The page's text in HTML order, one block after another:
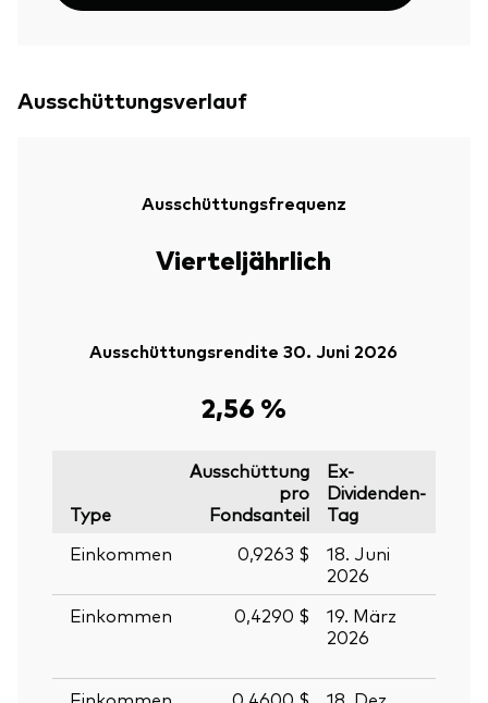
Ausschüttungsverlauf
Ausschüttungsfrequenz
Vierteljährlich
Ausschüttungsrendite 30. Juni 2026
2,56 %
Type
Ausschüttung
pro
Fondsanteil
Ex-
Dividenden-
Tag
Einkommen
0,9263 $
18. Juni
2026
Einkommen
0,4290 $
19. März
2026